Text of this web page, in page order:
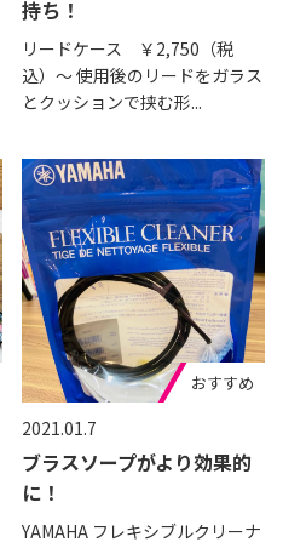
持ち！
リードケース ￥2,750（税
込）～ 使用後のリードをガラス
とクッションで挟む形...
2021.01.7
ブラスソープがより効果的
に！
YAMAHA フレキシブルクリーナ
おすすめ